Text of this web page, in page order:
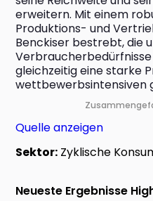
erweitern. Mit einem
Produktions- und
Benckiser bestrebt, die
gleichzeitig eine starke
wettbewerbsintensiven
Quelle anzeigen
Sektor: Zyklische
Neueste Ergebnisse